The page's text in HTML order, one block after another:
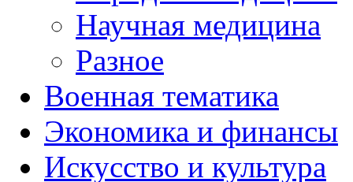
Научная медицина
Разное
Военная тематика
Экономика и финансы
Искусство и культура